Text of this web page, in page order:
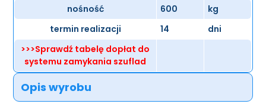
nośność 600
kg
termin realizacji
14
dni
>>>Sprawdź tabelę dopłat do
systemu zamykania szuflad
Opis wyrobu